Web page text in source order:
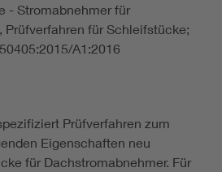
Ressourceneffizienz
Elektroinstallationen
- Stromabnehmer für
für Schleifstücke;
A1:2016
Prüfverfahren zum
Eigenschaften neu
für Dachstromabnehmer. Für